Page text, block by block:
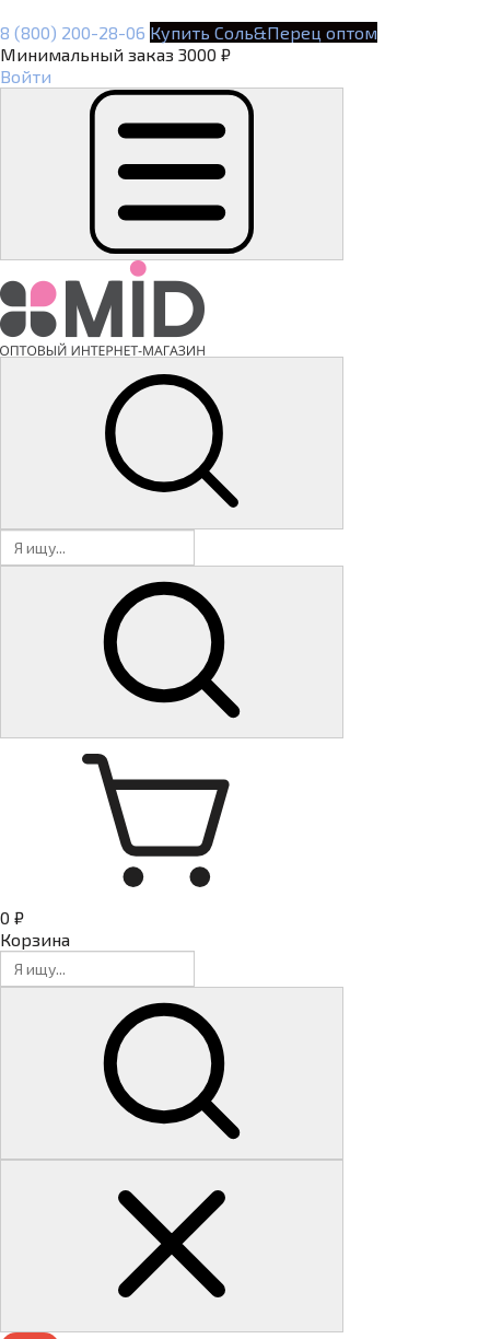
8 (800) 200-28-06 Купить Соль&Перец оптом
Минимальный заказ 3000 ₽
Войти
0 ₽
Корзина